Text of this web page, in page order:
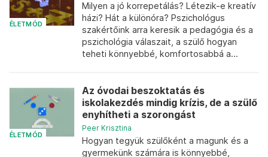
ÉLETMÓD
Milyen a jó korrepetálás? Létezik-e kreatív
házi? Hát a különóra? Pszichológus
szakértőink arra keresik a pedagógia és a
pszichológia válaszait, a szülő hogyan
teheti könnyebbé, komfortosabbá a...
ÉLETMÓD
Az óvodai beszoktatás és
iskolakezdés mindig krízis, de a szülő
enyhítheti a szorongást
Peer Krisztina
Hogyan tegyük szülőként a magunk és a
gyermekünk számára is könnyebbé,